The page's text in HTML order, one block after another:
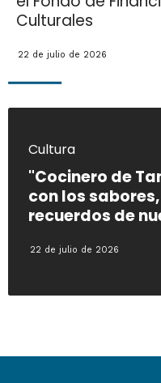
Culturales
22 de julio de 2026
Cultura
"Cocinero de
con los
recuerdos de
22 de julio de 2026